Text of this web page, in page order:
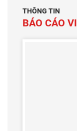
THÔNG TIN
BÁO CÁO